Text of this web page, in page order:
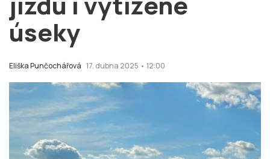
úseky
Eliška Punčochářová 17. dubna 2025 • 12:00